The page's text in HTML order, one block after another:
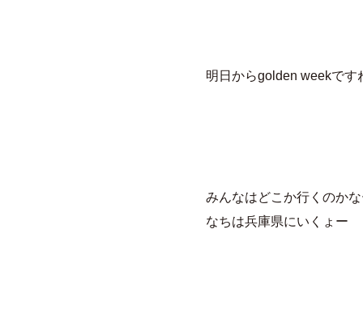
明日からgolden weekです
みんなはどこか行くのか
なちは兵庫県にいくょー